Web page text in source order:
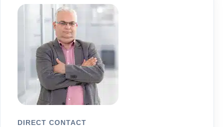
DIRECT CONTACT